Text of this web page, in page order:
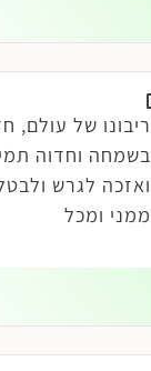
ריבונו של עולם,
בשמחה וחדוה
ואזכה לגרש
ממני ומכל